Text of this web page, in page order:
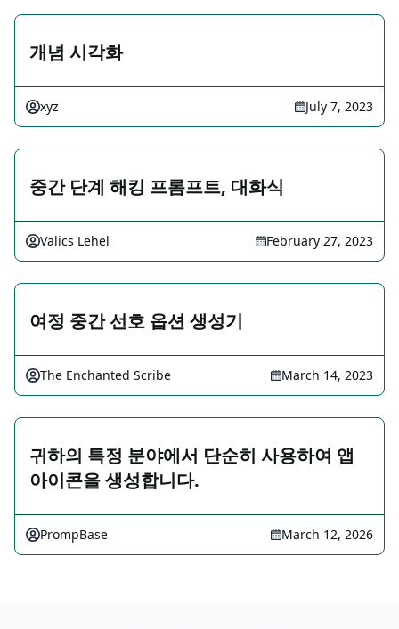
개념 시각화
xyz July 7, 2023
중간 단계 해킹 프롬프트, 대화식
Valics Lehel February 27, 2023
여정 중간 선호 옵션 생성기
The Enchanted Scribe March 14, 2023
귀하의 특정 분야에서 단순히 사용하여 앱
아이콘을 생성합니다.
PrompBase March 12, 2026